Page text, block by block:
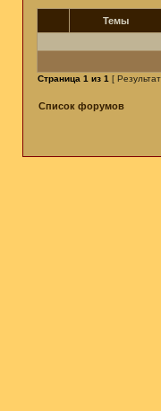
Темы
Страница 1 из 1 [
Список форумов